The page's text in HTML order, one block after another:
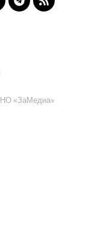
«ЗаМедиа»